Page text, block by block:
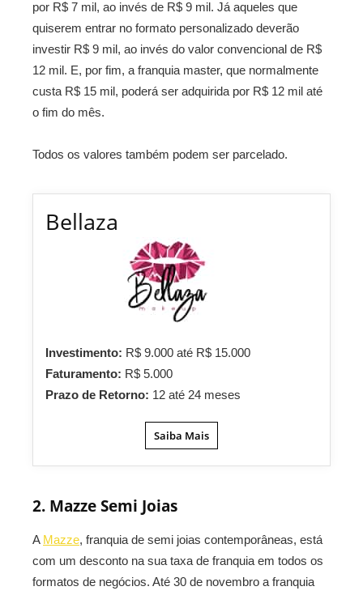
por R$ 7 mil, ao invés de R$ 9 mil. Já aqueles que
quiserem entrar no formato personalizado deverão
investir R$ 9 mil, ao invés do valor convencional de R$
12 mil. E, por fim, a franquia master, que normalmente
custa R$ 15 mil, poderá ser adquirida por R$ 12 mil até
o fim do mês.
Todos os valores também podem ser parcelado.
Bellaza
Investimento: R$ 9.000 até R$ 15.000
Faturamento: R$ 5.000
Prazo de Retorno: 12 até 24 meses
Saiba Mais
2. Mazze Semi Joias
A Mazze, franquia de semi joias contemporâneas, está
com um desconto na sua taxa de franquia em todos os
formatos de negócios. Até 30 de novembro a franquia